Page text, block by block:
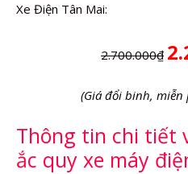
Xe Điện Tân Mai:
2.700.000₫
(Giá đổi binh,
Thông tin chi tiết
ắc quy xe máy